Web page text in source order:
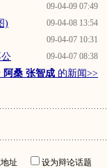
09-04-09 07:49
09-04-08 13:54
)
09-04-07 10:31
09-04-07 08:38
阿桑 张智成 的新闻>>
地址
设为辩论话题